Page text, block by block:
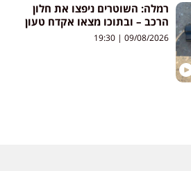
רמלה: השוטרים ניפצו את חלון
הרכב – ובתוכו מצאו אקדח טעון
09/08/2026